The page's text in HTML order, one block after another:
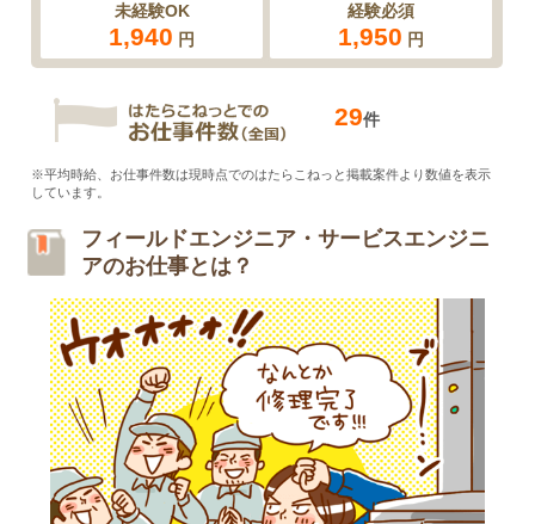
未経験OK
1,940 円
経験必須
1,950 円
29件
※平均時給、お仕事件数は現時点でのはたらこねっと掲載案件より数値を表示
しています。
フィールドエンジニア・サービスエンジニ
アのお仕事とは？